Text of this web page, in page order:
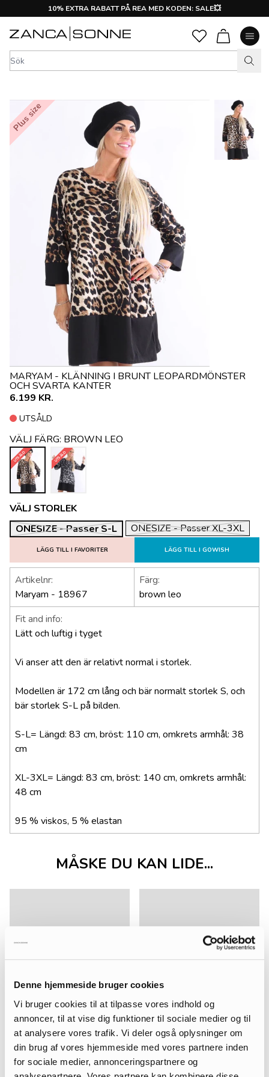
Denne hjemmeside bruger cookies
Vi bruger cookies til at tilpasse vores indhold og
annoncer, til at vise dig funktioner til sociale medier og til
at analysere vores trafik. Vi deler også oplysninger om
din brug af vores hjemmeside med vores partnere inden
for sociale medier, annonceringspartnere og
10% EXTRA RABATT PÅ REA MED KODEN: SALE💥
Plus size
MARYAM - KLÄNNING I BRUNT LEOPARDMÖNSTER
OCH SVARTA KANTER
VÄLJ STORLEK
ONESIZE - Passer S-L
ONESIZE - Passer XL-3XL
UTSÅLD
6.199 KR.
LÄGG TILL I FAVORITER LÄGG TILL I GOWISH
VÄLJ FÄRG: BROWN LEO
UTSÅLD UTSÅLD
Artikelnr:
Maryam - 18967
Färg:
brown leo
Fit and info:
Lätt och luftig i tyget
Vi anser att den är relativt normal i storlek.
Modellen är 172 cm lång och bär normalt storlek S, och
bär storlek S-L på bilden.
S-L= Längd: 83 cm, bröst: 110 cm, omkrets armhål: 38
cm
XL-3XL= Längd: 83 cm, bröst: 140 cm, omkrets armhål:
48 cm
95 % viskos, 5 % elastan
MÅSKE DU KAN LIDE...